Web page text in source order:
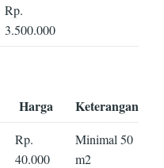
Rp.
3.500.000
Harga Keterangan
Rp.
40.000
Minimal 50
m2